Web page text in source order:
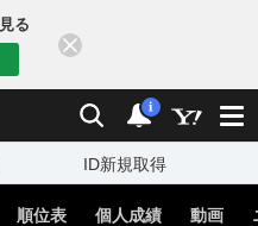
る
検索 通知
i
ID新規取得
順位表 個人成績 動画